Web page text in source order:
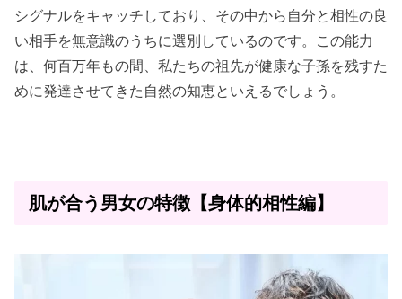
シグナルをキャッチしており、その中から自分と相性の良
い相手を無意識のうちに選別しているのです。この能力
は、何百万年もの間、私たちの祖先が健康な子孫を残すた
めに発達させてきた自然の知恵といえるでしょう。
肌が合う男女の特徴【身体的相性編】